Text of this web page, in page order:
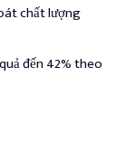
chất lượng
đến 42% theo